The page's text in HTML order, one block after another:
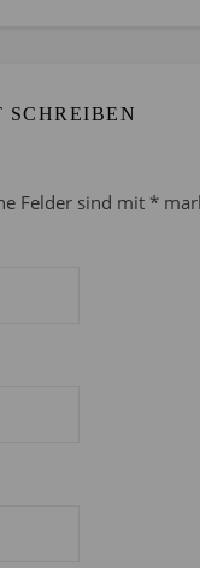
SCHREIBEN
Felder sind mit *